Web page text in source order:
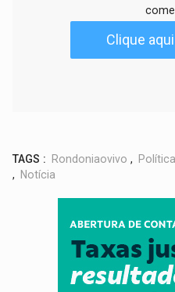
Clique
TAGS : Rondoniaovivo , Política
,
Notícia